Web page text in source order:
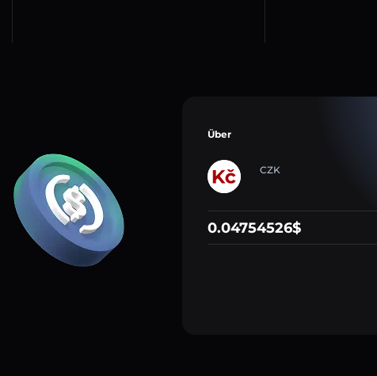
Über
CZK
0.04754526$